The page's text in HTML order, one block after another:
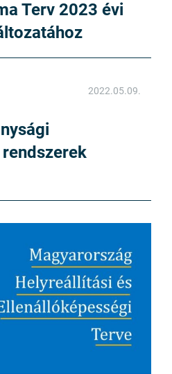
Terv 2023 évi
2022.05.09.